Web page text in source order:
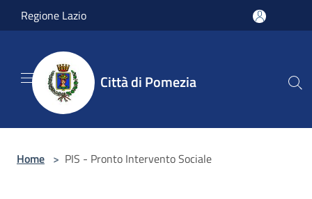
Salta al contenuto principale
Regione Lazio
Città di Pomezia
Home > PIS - Pronto Intervento Sociale